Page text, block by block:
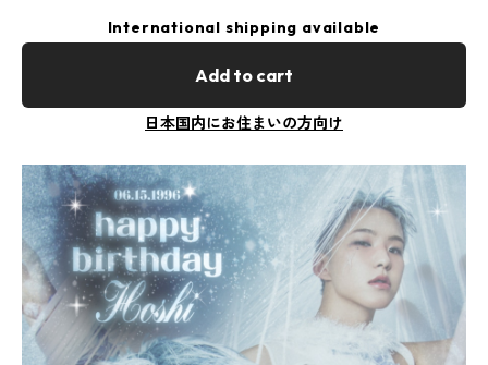
International shipping available
Add to cart
日本国内にお住まいの方向け